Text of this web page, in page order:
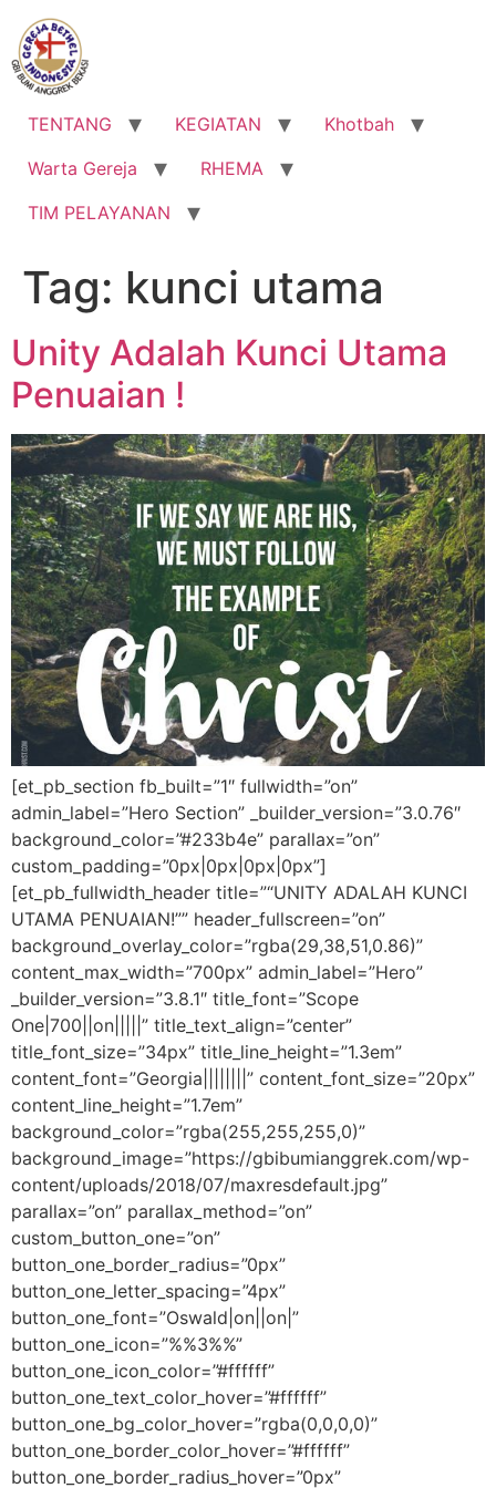
Lewati
konten
TENTANG KEGIATAN
Khotbah
Warta Gereja
RHEMA
TIM PELAYANAN
Tag: kunci utama
Unity Adalah Kunci Utama
Penuaian !
[et_pb_section fb_built=”1″ fullwidth=”on”
admin_label=”Hero Section” _builder_version=”3.0.76″
background_color=”#233b4e” parallax=”on”
custom_padding=”0px|0px|0px|0px”]
[et_pb_fullwidth_header title=”“UNITY ADALAH KUNCI
UTAMA PENUAIAN!”” header_fullscreen=”on”
background_overlay_color=”rgba(29,38,51,0.86)”
content_max_width=”700px” admin_label=”Hero”
_builder_version=”3.8.1″ title_font=”Scope
One|700||on|||||” title_text_align=”center”
title_font_size=”34px” title_line_height=”1.3em”
content_font=”Georgia||||||||” content_font_size=”20px”
content_line_height=”1.7em”
background_color=”rgba(255,255,255,0)”
background_image=”https://gbibumianggrek.com/wp-
content/uploads/2018/07/maxresdefault.jpg”
parallax=”on” parallax_method=”on”
custom_button_one=”on”
button_one_border_radius=”0px”
button_one_letter_spacing=”4px”
button_one_font=”Oswald|on||on|”
button_one_icon=”%%3%%”
button_one_icon_color=”#ffffff”
button_one_text_color_hover=”#ffffff”
button_one_bg_color_hover=”rgba(0,0,0,0)”
button_one_border_color_hover=”#ffffff”
button_one_border_radius_hover=”0px”